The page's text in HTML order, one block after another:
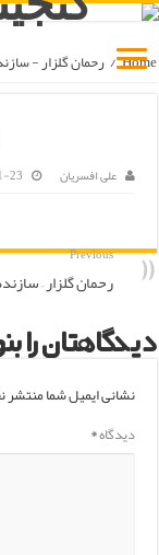
Home
/ رحمان گلزار -
علی افسریان 23
Previous
رحمان گلزار –
دیدگاهتان را
نشانی ایمیل شما
دیدگاه*